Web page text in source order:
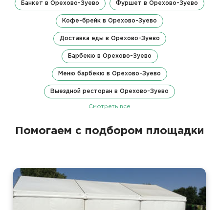
Банкет в Орехово-Зуево Фуршет в Орехово-Зуево
Кофе-брейк в Орехово-Зуево
Доставка еды в Орехово-Зуево
Барбекю в Орехово-Зуево
Меню барбекю в Орехово-Зуево
Выездной ресторан в Орехово-Зуево
Смотреть все
Помогаем с подбором площадки